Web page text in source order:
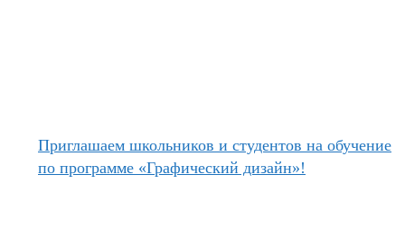
Приглашаем школьников и студентов на обучение
по программе «Графический дизайн»!